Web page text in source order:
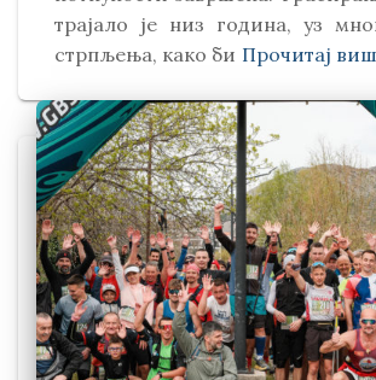
трајало је низ година, уз
стрпљења, како би Прочитај